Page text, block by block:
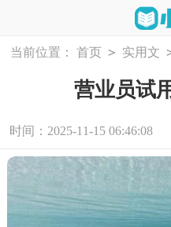
当前位置： 首页 > 实用文
营业员试
时间：2025-11-15 06:46:08